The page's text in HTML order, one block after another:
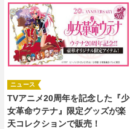
TVアニメ20周年を記念した『少
女革命ウテナ』限定グッズが楽
天コレクションで販売！
ニュース